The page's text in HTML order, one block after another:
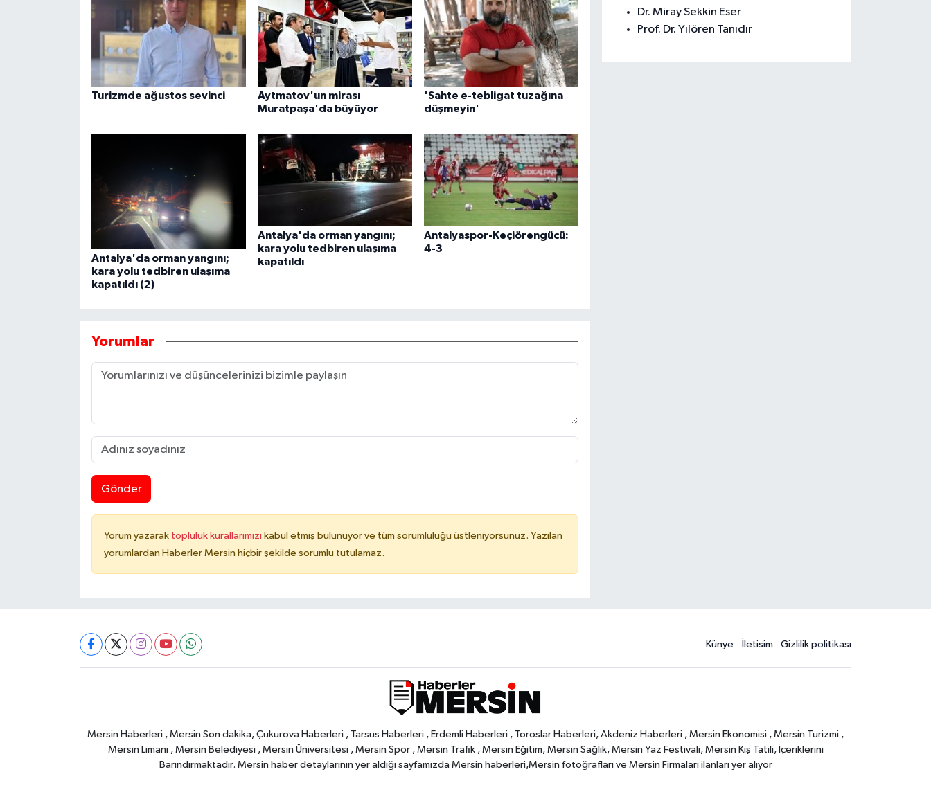
Turizmde ağustos sevinci
Aytmatov'un mirası
Muratpaşa'da büyüyor
'Sahte e-tebligat tuzağına
düşmeyin'
Antalya'da orman yangını;
kara yolu tedbiren ulaşıma
kapatıldı (2)
Antalya'da orman yangını;
kara yolu tedbiren ulaşıma
kapatıldı
Antalyaspor-Keçiörengücü:
4-3
Yorumlar
Gönder
Yorum yazarak topluluk kurallarımızı kabul etmiş bulunuyor ve tüm sorumluluğu üstleniyorsunuz. Yazılan
yorumlardan Haberler Mersin hiçbir şekilde sorumlu tutulamaz.
Dr. Miray Sekkin Eser
Prof. Dr. Yılören Tanıdır
Künye İletisim Gizlilik politikası
Mersin Haberleri , Mersin Son dakika, Çukurova Haberleri , Tarsus Haberleri , Erdemli Haberleri , Toroslar Haberleri, Akdeniz Haberleri , Mersin Ekonomisi , Mersin Turizmi ,
Mersin Limanı , Mersin Belediyesi , Mersin Üniversitesi , Mersin Spor , Mersin Trafik , Mersin Eğitim, Mersin Sağlık, Mersin Yaz Festivali, Mersin Kış Tatili, İçeriklerini
Barındırmaktadır. Mersin haber detaylarının yer aldığı sayfamızda Mersin haberleri,Mersin fotoğrafları ve Mersin Firmaları ilanları yer alıyor